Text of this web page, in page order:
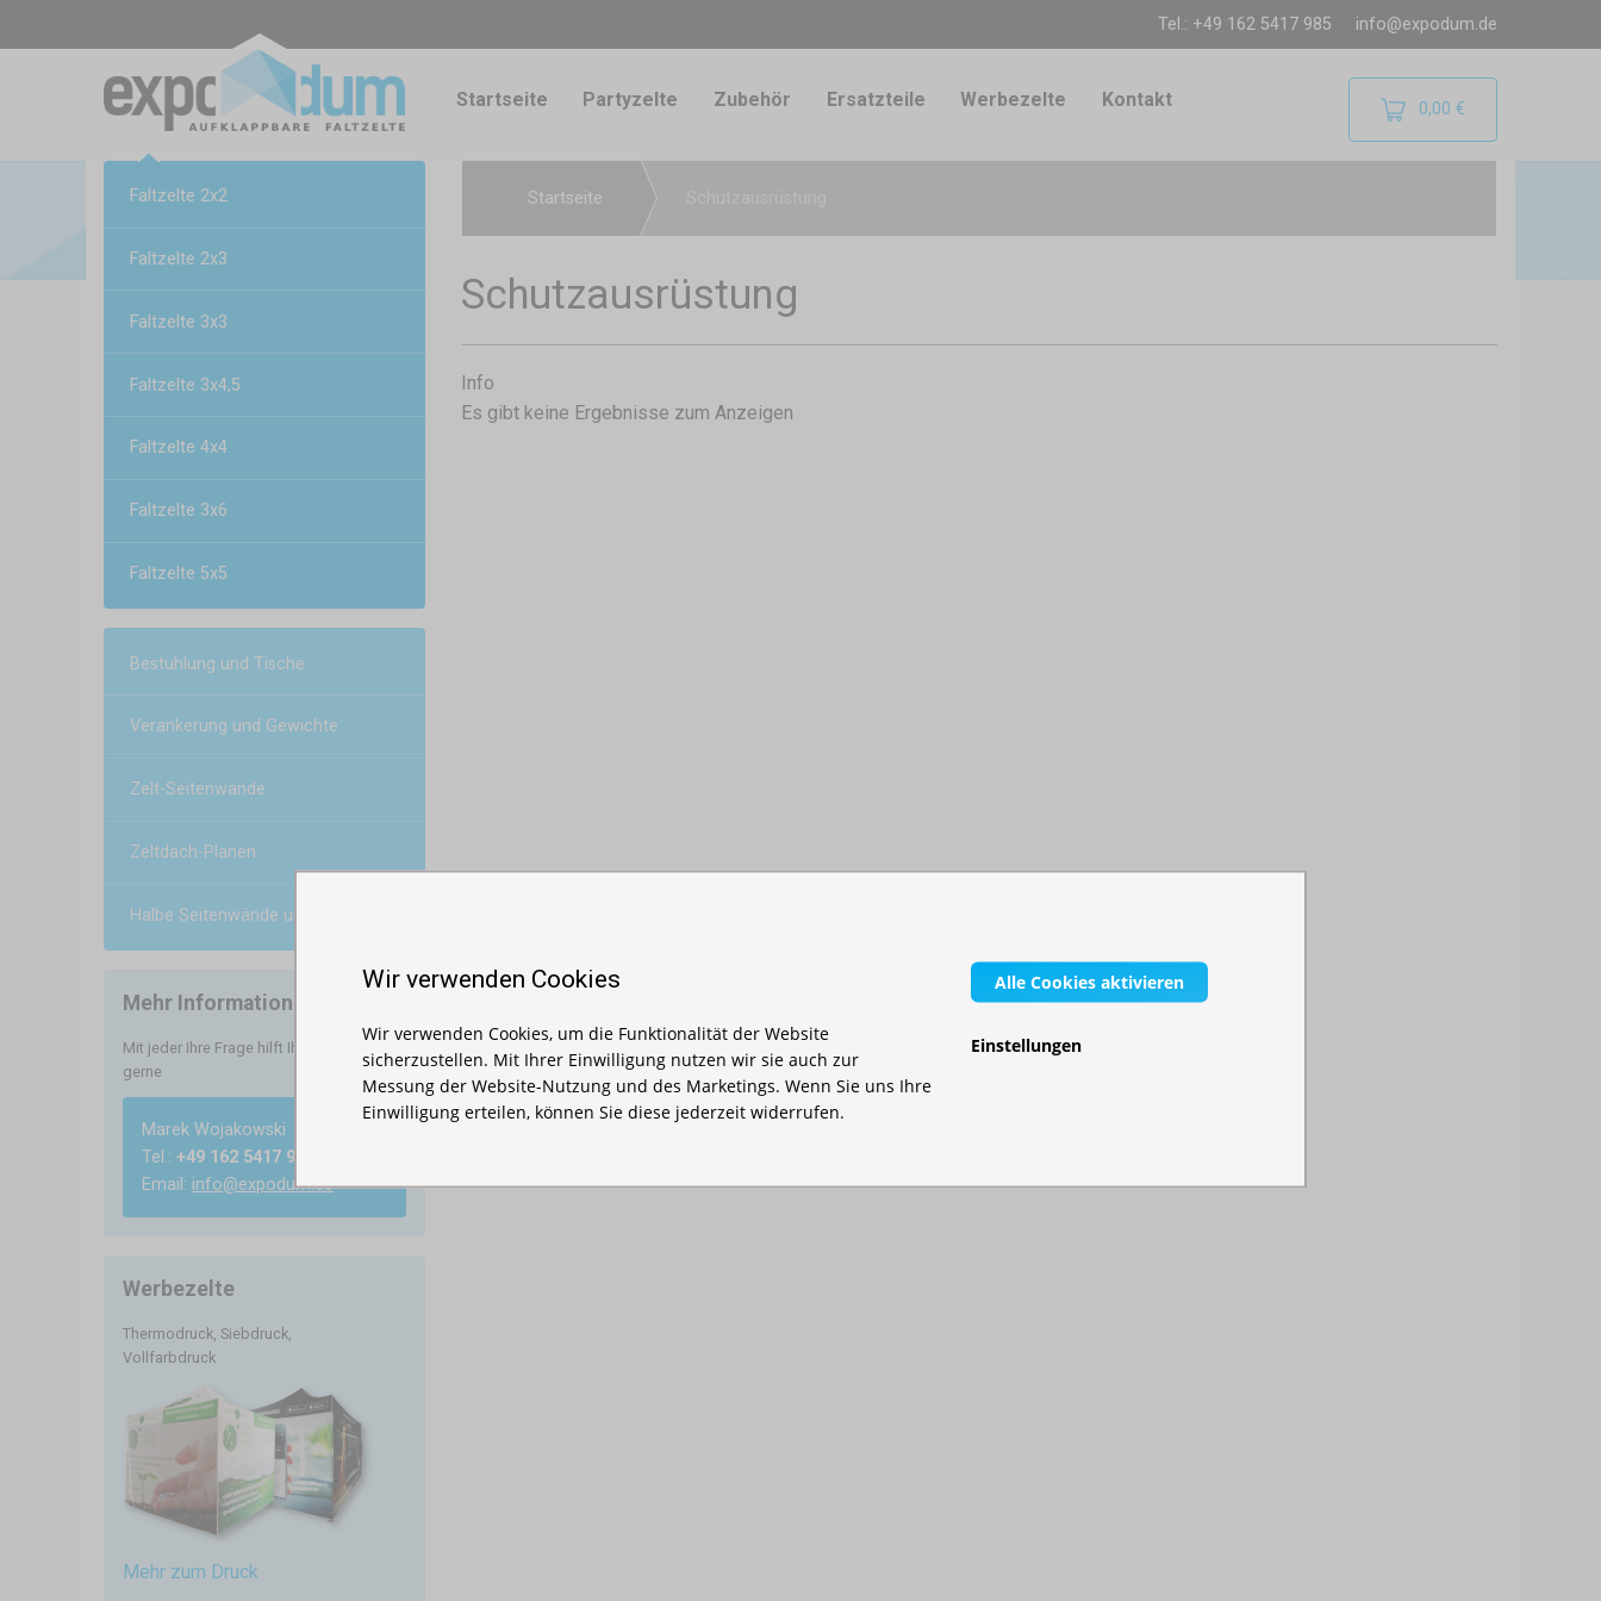
Tel.: +49 162 5417 985 info@expodum.de
Startseite Partyzelte Zubehör Ersatzteile Werbezelte Kontakt 0,00 €
Faltzelte 2x2
Faltzelte 2x3
Faltzelte 3x3
Faltzelte 3x4,5
Faltzelte 4x4
Faltzelte 3x6
Faltzelte 5x5
Bestuhlung und Tische
Verankerung und Gewichte
Zelt-Seitenwände
Zeltdach-Planen
Halbe Seitenwände und Vordächer
Mehr Informationen
Mit jeder Ihre Frage hilft Ihnen
gerne
Marek Wojakowski
Tel.: +49 162 5417 985
Email: info@expodum.de
Werbezelte
Thermodruck, Siebdruck,
Vollfarbdruck
Mehr zum Druck
Startseite
Schutzausrüstung
Info
Es gibt keine Ergebnisse zum Anzeigen
Wir verwenden Cookies
Wir verwenden Cookies, um die Funktionalität der Website
sicherzustellen. Mit Ihrer Einwilligung nutzen wir sie auch zur
Messung der Website-Nutzung und des Marketings. Wenn Sie uns Ihre
Einwilligung erteilen, können Sie diese jederzeit widerrufen.
Alle Cookies aktivieren
Einstellungen